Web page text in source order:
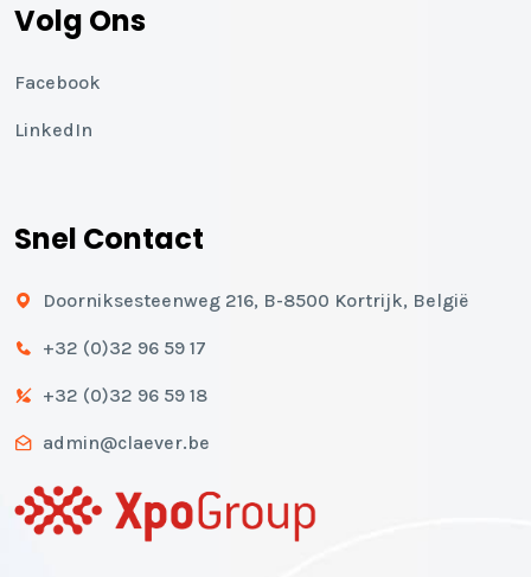
Volg Ons
Facebook
LinkedIn
Snel Contact
Doorniksesteenweg 216, B-8500 Kortrijk, België
+32 (0)32 96 59 17
+32 (0)32 96 59 18
admin@claever.be